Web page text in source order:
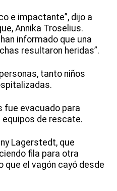
e impactante”, dijo a
Annika Troselius.
informado que una
resultaron heridas”.
tanto niños
fue evacuado para
de rescate.
Lagerstedt, que
fila para otra
que el vagón cayó desde